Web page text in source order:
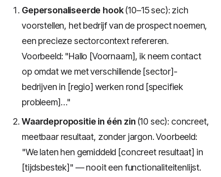
Gepersonaliseerde hook(10–15 sec): zich
voorstellen, het bedrijf van de prospect noemen,
een precieze sectorcontext refereren.
Voorbeeld: "Hallo [Voornaam], ik neem contact
op omdat we met verschillende [sector]-
bedrijven in [regio] werken rond [specifiek
probleem]…"
Waardepropositie in één zin(10 sec): concreet,
meetbaar resultaat, zonder jargon. Voorbeeld:
"We laten hen gemiddeld [concreet resultaat] in
[tijdsbestek]" — nooit een functionaliteitenlijst.